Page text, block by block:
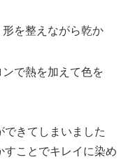
を整えながら乾か
で熱を加えて色を
きてしまいました
すことでキレイに染め